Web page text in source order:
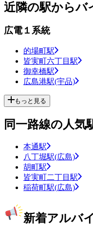
近隣の駅からバ
広電１系統
的場町駅
皆実町六丁目駅
御幸橋駅
広島港駅(宇品)
もっと見る
同一路線の人気
本通駅
八丁堀駅(広島)
胡町駅
皆実町二丁目駅
稲荷町駅(広島)
新着アルバ